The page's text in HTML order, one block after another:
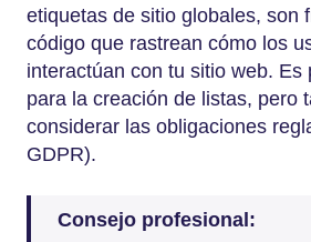
etiquetas de sitio globales, son
código que rastrean cómo los
interactúan con tu sitio web. Es
para la creación de listas, pero
considerar las obligaciones
GDPR).
Consejo profesional: